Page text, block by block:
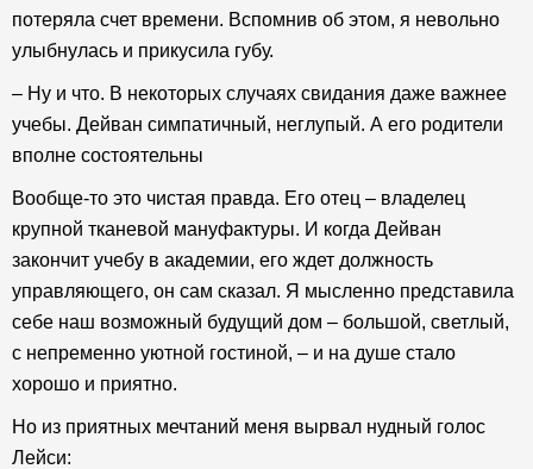
потеряла счет времени. Вспомнив об этом, я невольно
улыбнулась и прикусила губу.
– Ну и что. В некоторых случаях свидания даже важнее
учебы. Дейван симпатичный, неглупый. А его родители
вполне состоятельны
Вообще-то это чистая правда. Его отец – владелец
крупной тканевой мануфактуры. И когда Дейван
закончит учебу в академии, его ждет должность
управляющего, он сам сказал. Я мысленно представила
себе наш возможный будущий дом – большой, светлый,
с непременно уютной гостиной, – и на душе стало
хорошо и приятно.
Но из приятных мечтаний меня вырвал нудный голос
Лейси: